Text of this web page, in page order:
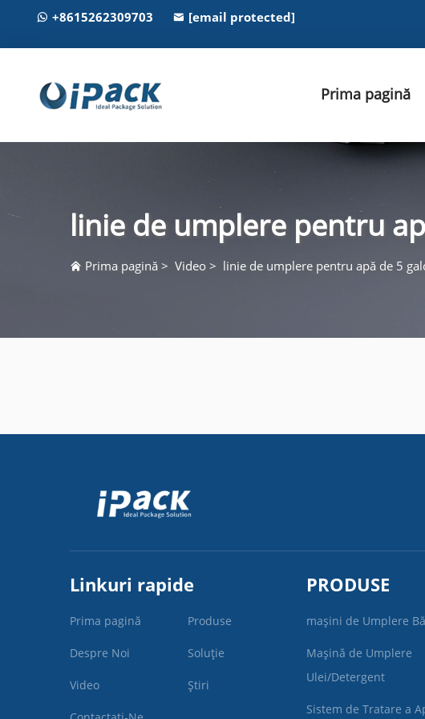
+8615262309703 [email protected]
Prima pagină
linie de umplere pentru
Prima pagină > Video > linie de umplere pentru apă de 5
Linkuri rapide
Prima pagină Produse
Despre Noi Soluție
Video Știri
PRODUSE
mașini de Umplere
Mașină de Umplere
Ulei/Detergent
Sistem de Tratare a